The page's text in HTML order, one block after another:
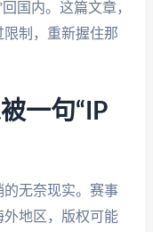
国内。这篇文章，
制，重新握住那
一句“IP
无奈现实。赛事
地区，版权可能